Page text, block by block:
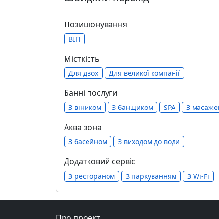
Позиціонування
ВІП
Місткість
Для двох Для великої компанії
Банні послуги
З віником З банщиком SPA З
Аква зона
З басейном З виходом до води
Додатковий сервіс
З рестораном З паркуванням З Wi-Fi